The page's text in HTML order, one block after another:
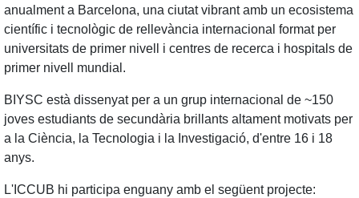
anualment a Barcelona, ​​una ciutat vibrant amb un ecosistema
científic i tecnològic de rellevància internacional format per
universitats de primer nivell i centres de recerca i hospitals de
primer nivell mundial.
BIYSC està dissenyat per a un grup internacional de ~150
joves estudiants de secundària brillants altament motivats per
a la Ciència, la Tecnologia i la Investigació, d'entre 16 i 18
anys.
L'ICCUB hi participa enguany amb el següent projecte: